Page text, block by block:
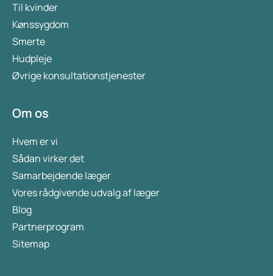
Til kvinder
Kønssygdom
Smerte
Hudpleje
Øvrige konsultationstjenester
Om os
Hvem er vi
Sådan virker det
Samarbejdende læger
Vores rådgivende udvalg af læger
Blog
Partnerprogram
Sitemap